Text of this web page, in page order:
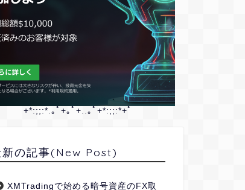
+*:;;:*.｡ﾟ+｡ﾟ+..｡ﾟ+*:;;:*+ﾟ
新の記事(New Post)
XMTradingで始める暗号資産のFX取